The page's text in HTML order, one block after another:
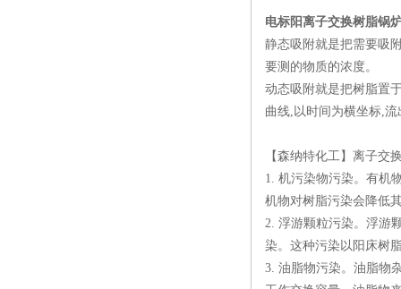
电标阳离子交换树脂锅
静态吸附就是把需要吸
要测的物质的浓度。
动态吸附就是把树脂置
曲线,以时间为横坐标,
【森纳特化工】离子交
1. 机污染物污染。有机
机物对树脂污染会降低
2. 浮游颗粒污染。浮游
染。这种污染以阳床树
3. 油脂物污染。油脂物